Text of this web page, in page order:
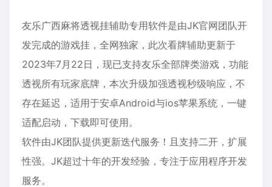
友乐广西麻将透视挂辅助专用软件是由JK官网团队开
发完成的游戏挂，全网独家，此次看牌辅助更新于
2023年7月22日，现已支持友乐全部牌类游戏，功能
透视所有玩家底牌，本次升级加强透视秒级响应，不
存在延迟，适用于安卓Android与ios苹果系统，一键
适配启动，下载即可使用。
软件由JK团队提供更新迭代服务！且支持二开，扩展
性强。JK超过十年的开发经验，专注于应用程序开发
服务。